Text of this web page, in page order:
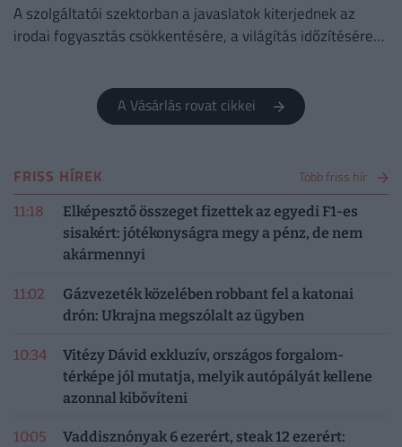
A szolgáltatói szektorban a javaslatok kiterjednek az
irodai fogyasztás csökkentésére, a világítás időzítésére
A Vásárlás rovat cikkei
FRISS HÍREK Több friss hír
11:18
Elképesztő összeget fizettek az egyedi F1-es
sisakért: jótékonyságra megy a pénz, de nem
akármennyi
11:02
Gázvezeték közelében robbant fel a katonai
drón: Ukrajna megszólalt az ügyben
10:34
Vitézy Dávid exkluzív, országos forgalom-
térképe jól mutatja, melyik autópályát kellene
azonnal kibővíteni
10:05
Vaddisznónyak 6 ezerért, steak 12 ezerért: